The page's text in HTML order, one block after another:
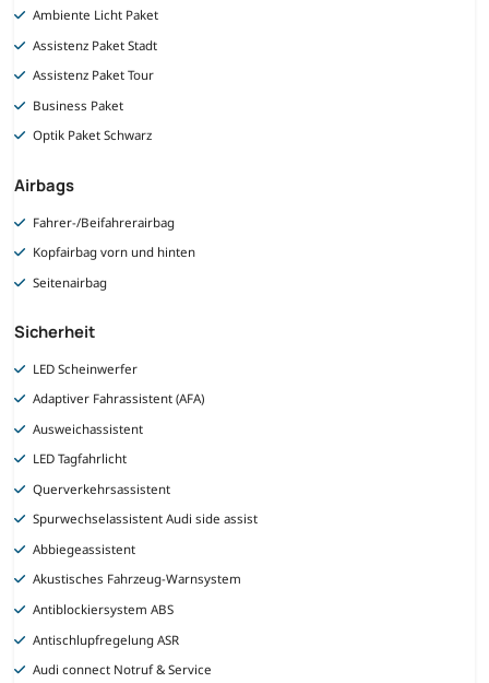
Ambiente Licht Paket
Assistenz Paket Stadt
Assistenz Paket Tour
Business Paket
Optik Paket Schwarz
Airbags
Fahrer-/Beifahrerairbag
Kopfairbag vorn und hinten
Seitenairbag
Sicherheit
LED Scheinwerfer
Adaptiver Fahrassistent (AFA)
Ausweichassistent
LED Tagfahrlicht
Querverkehrsassistent
Spurwechselassistent Audi side assist
Abbiegeassistent
Akustisches Fahrzeug-Warnsystem
Antiblockiersystem ABS
Antischlupfregelung ASR
Audi connect Notruf & Service